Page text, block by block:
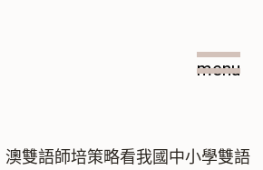
menu
澳雙語師培策略看我國中小學雙語